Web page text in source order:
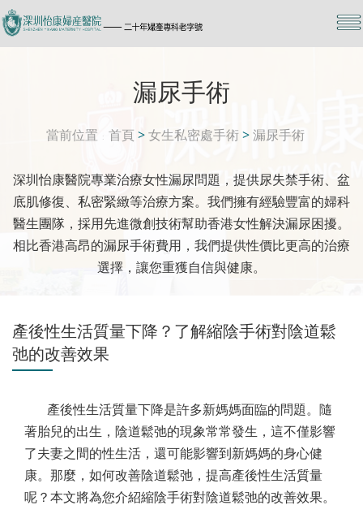
漏尿手術
當前位置 首頁 >女生私密處手術>漏尿手術
深圳怡康醫院專業治療女性漏尿問題，提供尿失禁手術、盆
底肌修復、私密緊緻等治療方案。我們擁有經驗豐富的婦科
醫生團隊，採用先進微創技術幫助香港女性解決漏尿困擾。
相比香港高昂的漏尿手術費用，我們提供性價比更高的治療
選擇，讓您重獲自信與健康。
產後性生活質量下降？了解縮陰手術對陰道鬆
弛的改善效果
產後性生活質量下降是許多新媽媽面臨的問題。隨
著胎兒的出生，陰道鬆弛的現象常常發生，這不僅影響
了夫妻之間的性生活，還可能影響到新媽媽的身心健
康。那麼，如何改善陰道鬆弛，提高產後性生活質量
呢？本文將為您介紹縮陰手術對陰道鬆弛的改善效果。